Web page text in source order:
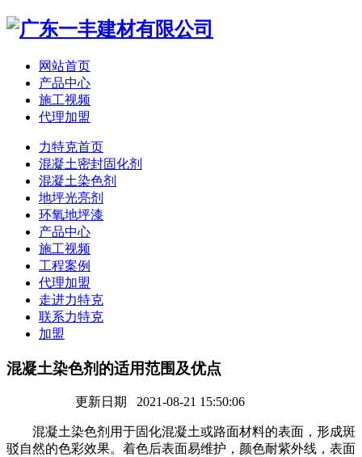
网站首页
产品中心
施工视频
代理加盟
力特克首页
混凝土密封固化剂
混凝土染色剂
地坪光亮剂
环氧地坪漆
产品中心
施工视频
工程案例
代理加盟
走进力特克
联系力特克
加盟
混凝土染色剂的适用范围及优点
更新日期 2021-08-21 15:50:06
混凝土染色剂用于固化混凝土或路面材料的表面，形成斑
驳自然的色彩效果。着色后表面易维护，颜色耐紫外线，表面